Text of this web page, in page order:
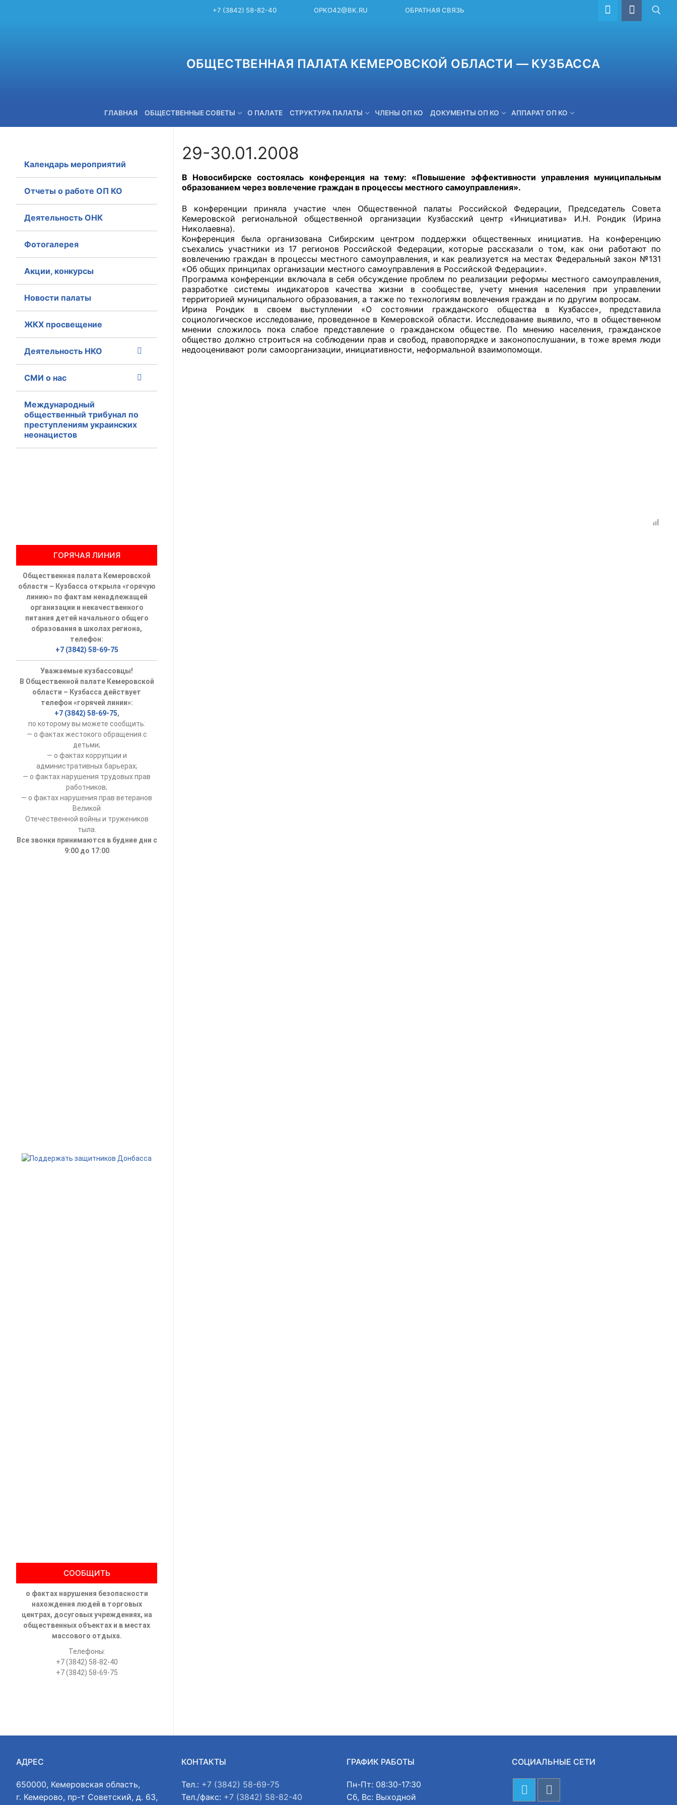
+7 (3842) 58-82-40 OPKO42@BK.RU ОБРАТНАЯ СВЯЗЬ
ОБЩЕСТВЕННАЯ ПАЛАТА КЕМЕРОВСКОЙ ОБЛАСТИ — КУЗБАССА
ГЛАВНАЯ ОБЩЕСТВЕННЫЕ СОВЕТЫ О ПАЛАТЕ СТРУКТУРА ПАЛАТЫ ЧЛЕНЫ ОП КО ДОКУМЕНТЫ ОП КО АППАРАТ ОП КО
+7 (3842) 58-82-40 OPKO42@BK.RU ОБРАТНАЯ СВЯЗЬ
Главная
Общественные советы
Общественные советы при территориальных органах федеральных органов
исполнительной власти
Общественные советы по проведению независимой оценки качества условий
оказания услуг
29-30.01.2008
В Новосибирске состоялась конференция на тему: «Повышение эффективности управления муниципальным
образованием через вовлечение граждан в процессы местного самоуправления».
В конференции приняла участие член Общественной палаты Российской Федерации, Председатель Совета
Кемеровской региональной общественной организации Кузбасский центр «Инициатива» И.Н. Рондик (Ирина
Николаевна).
Конференция была организована Сибирским центром поддержки общественных инициатив. На конференцию
съехались участники из 17 регионов Российской Федерации, которые рассказали о том, как они работают по
вовлечению граждан в процессы местного самоуправления, и как реализуется на местах Федеральный закон №131
«Об общих принципах организации местного самоуправления в Российской Федерации».
Программа конференции включала в себя обсуждение проблем по реализации реформы местного самоуправления,
разработке системы индикаторов качества жизни в сообществе, учету мнения населения при управлении
территорией муниципального образования, а также по технологиям вовлечения граждан и по другим вопросам.
Ирина Рондик в своем выступлении «О состоянии гражданского общества в Кузбассе», представила
социологическое исследование, проведенное в Кемеровской области. Исследование выявило, что в общественном
мнении сложилось пока слабое представление о гражданском обществе. По мнению населения, гражданское
общество должно строиться на соблюдении прав и свобод, правопорядке и законопослушании, в тоже время люди
недооценивают роли самоорганизации, инициативности, неформальной взаимопомощи.
Календарь мероприятий
Отчеты о работе ОП КО
Деятельность ОНК
Фотогалерея
Акции, конкурсы
Новости палаты
ЖКХ просвещение
Деятельность НКО
СМИ о нас
Международный
общественный трибунал по
преступлениям украинских
неонацистов
ГОРЯЧАЯ ЛИНИЯ
Общественная палата Кемеровской
области – Кузбасса открыла «горячую
линию» по фактам ненадлежащей
организации и некачественного
питания детей начального общего
образования в школах региона,
телефон:
+7 (3842) 58-69-75
Уважаемые кузбассовцы!
В Общественной палате Кемеровской
области – Кузбасса действует
телефон «горячей линии»:
+7 (3842) 58-69-75,
по которому вы можете сообщить:
— о фактах жестокого обращения с
детьми;
— о фактах коррупции и
административных барьерах;
— о фактах нарушения трудовых прав
работников;
— о фактах нарушения прав ветеранов
Великой
Отечественной войны и тружеников
тыла.
Все звонки принимаются в будние дни с
9:00 до 17:00
СООБЩИТЬ
о фактах нарушения безопасности
нахождения людей в торговых
центрах, досуговых учреждениях, на
общественных объектах и в местах
массового отдыха.
Телефоны:
+7 (3842) 58-82-40
+7 (3842) 58-69-75
АДРЕС
650000, Кемеровская область,
г. Кемерово, пр-т Советский, д. 63,
КОНТАКТЫ
Тел.: +7 (3842) 58-69-75
Тел./факс: +7 (3842) 58-82-40
ГРАФИК РАБОТЫ
Пн-Пт: 08:30-17:30
Сб, Вс: Выходной
СОЦИАЛЬНЫЕ СЕТИ